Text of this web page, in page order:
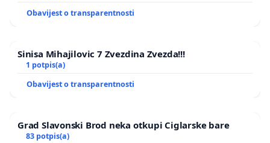
Obavijest o transparentnosti
Sinisa Mihajilovic 7 Zvezdina Zvezda!!!
1 potpis(a)
Obavijest o transparentnosti
Grad Slavonski Brod neka otkupi Ciglarske bare
83 potpis(a)